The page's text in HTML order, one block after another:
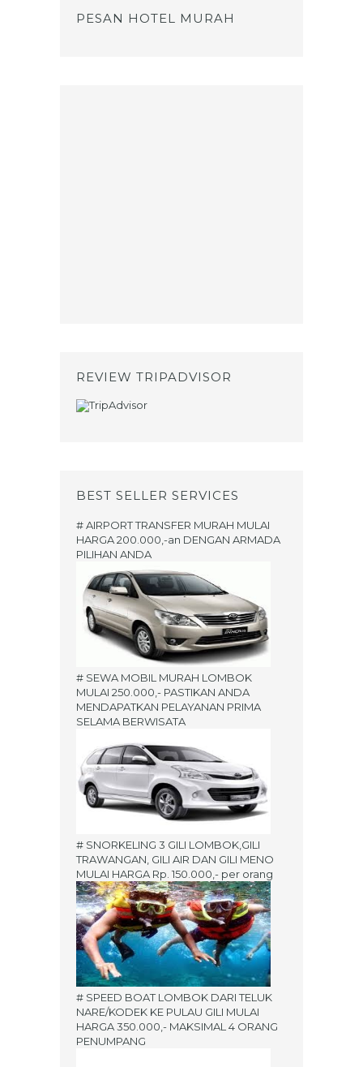
PESAN HOTEL MURAH
REVIEW TRIPADVISOR
BEST SELLER SERVICES
# AIRPORT TRANSFER MURAH MULAI
HARGA 200.000,-an DENGAN ARMADA
PILIHAN ANDA
# SEWA MOBIL MURAH LOMBOK
MULAI 250.000,- PASTIKAN ANDA
MENDAPATKAN PELAYANAN PRIMA
SELAMA BERWISATA
# SNORKELING 3 GILI LOMBOK,GILI
TRAWANGAN, GILI AIR DAN GILI MENO
MULAI HARGA Rp. 150.000,- per orang
# SPEED BOAT LOMBOK DARI TELUK
NARE/KODEK KE PULAU GILI MULAI
HARGA 350.000,- MAKSIMAL 4 ORANG
PENUMPANG